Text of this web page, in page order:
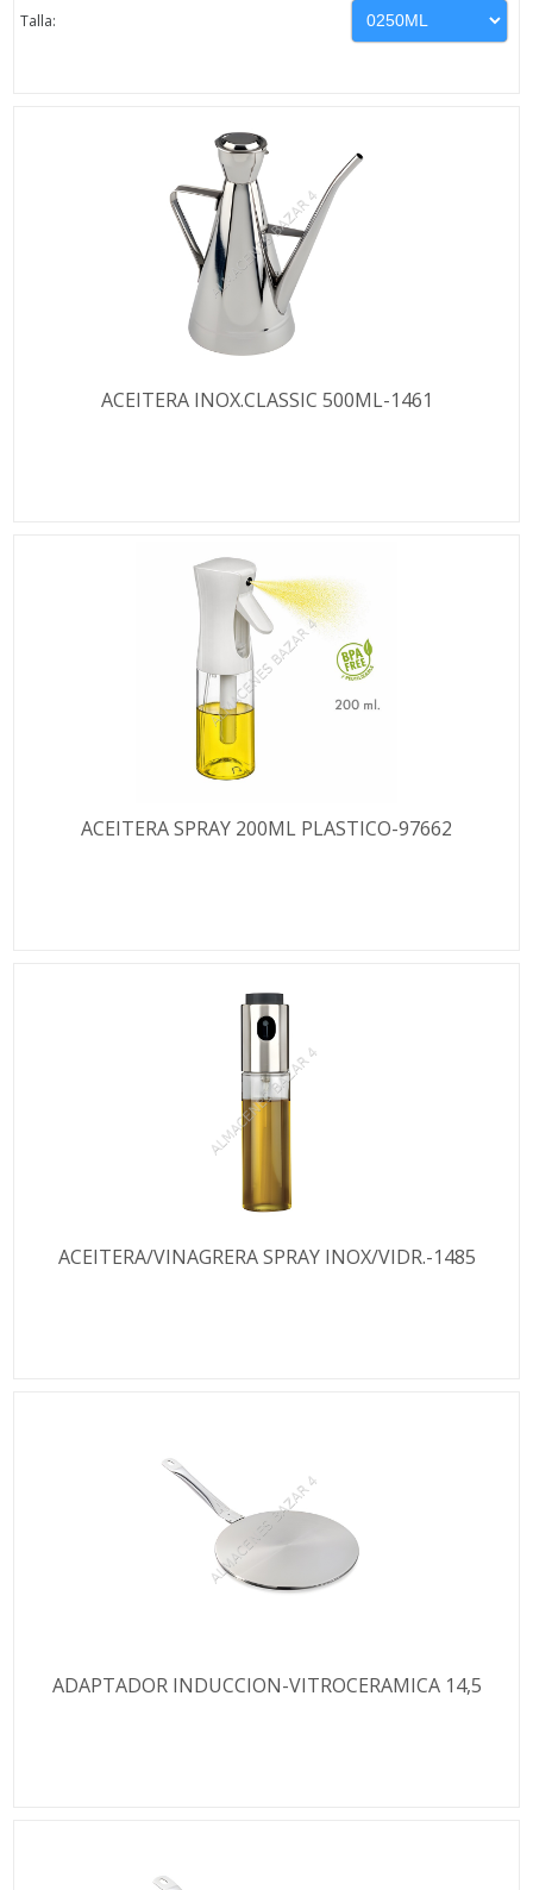
Talla:
ACEITERA INOX.CLASSIC 500ML-1461
ACEITERA SPRAY 200ML PLASTICO-97662
ACEITERA/VINAGRERA SPRAY INOX/VIDR.-1485
ADAPTADOR INDUCCION-VITROCERAMICA 14,5